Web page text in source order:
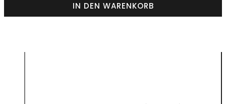
IN DEN WARENKORB